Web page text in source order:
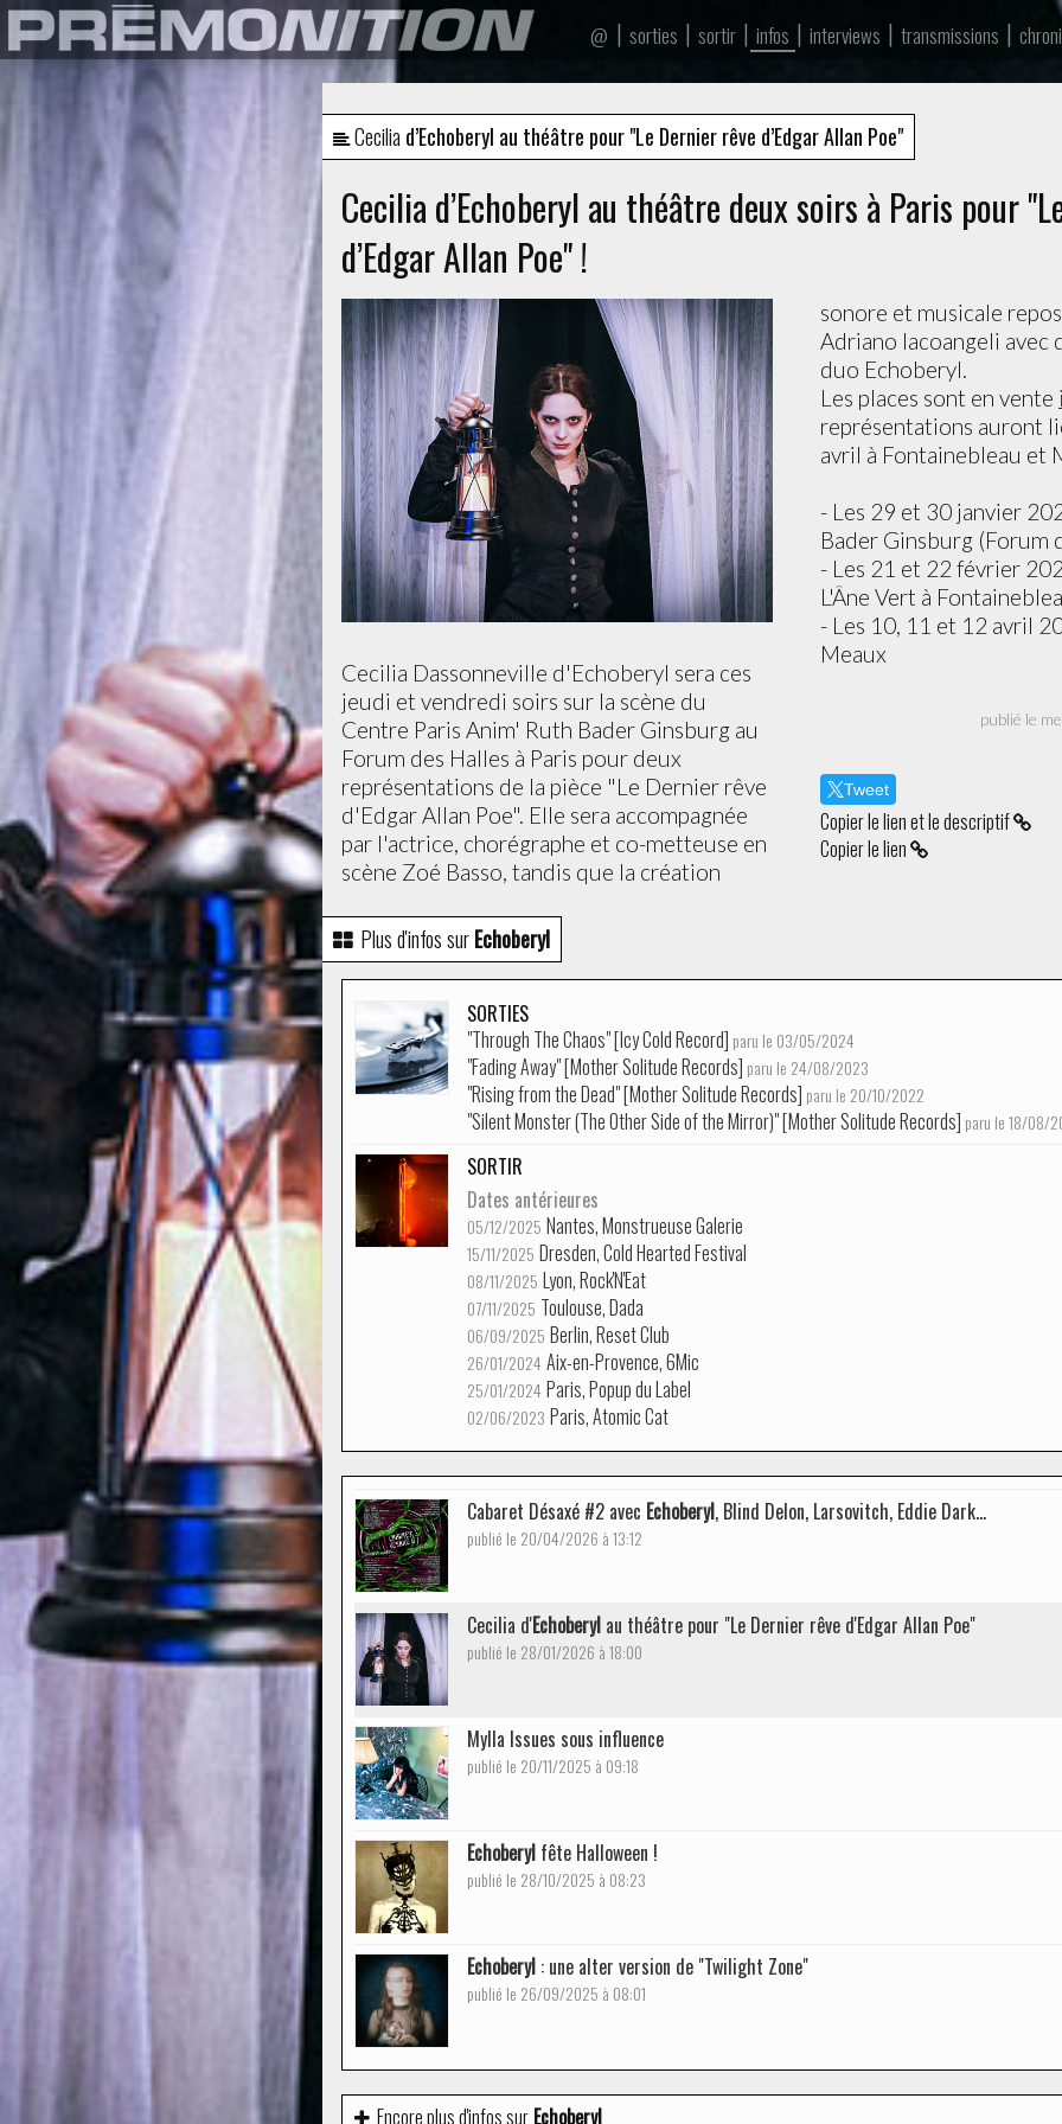
| sorties | sortir | infos | interviews | transmissions |
@
Cecilia d’Echoberyl au théâtre pour "Le Dernier rêve d’Edgar Allan Poe"
Cecilia d’Echoberyl au théâtre deux soirs à Paris pour
d’Edgar Allan Poe" !
Cecilia Dassonneville d'Echoberyl sera ces
jeudi et vendredi soirs sur la scène du
Centre Paris Anim' Ruth Bader Ginsburg au
Forum des Halles à Paris pour deux
représentations de la pièce "Le Dernier rêve
d'Edgar Allan Poe". Elle sera accompagnée
par l'actrice, chorégraphe et co-metteuse en
scène Zoé Basso, tandis que la création
sonore et musicale
Adriano lacoangeli avec
duo Echoberyl.
Les places sont en vente
représentations auront
avril à Fontainebleau et
- Les 29 et 30 janvier
Bader Ginsburg (Forum
- Les 21 et 22 février
L'Âne Vert à
- Les 10, 11 et 12 avril
Meaux
Tweet
Copier le lien et le descriptif
Copier le lien
Plus d'infos surEchoberyl
SORTIES
"Through The Chaos" [Icy Cold Record] paru le 03/05/2024
"Fading Away" [Mother Solitude Records] paru le 24/08/2023
"Rising from the Dead" [Mother Solitude Records] paru le 20/10/2022
"Silent Monster (The Other Side of the Mirror)" [Mother Solitude Records] paru le 18/08/
SORTIR
Dates antérieures
05/12/2025 Nantes, Monstrueuse Galerie
15/11/2025 Dresden, Cold Hearted Festival
08/11/2025 Lyon, Rock'N'Eat
07/11/2025 Toulouse, Dada
06/09/2025 Berlin, Reset Club
26/01/2024 Aix-en-Provence, 6Mic
25/01/2024 Paris, Popup du Label
02/06/2023 Paris, Atomic Cat
Cabaret Désaxé #2 avec Echoberyl, Blind Delon, Larsovitch, Eddie Dark...
publié le 20/04/2026 à 13:12
Cecilia d'Echoberyl au théâtre pour "Le Dernier rêve d'Edgar Allan Poe"
publié le 28/01/2026 à 18:00
Mylla Issues sous influence
publié le 20/11/2025 à 09:18
Echoberyl fête Halloween !
publié le 28/10/2025 à 08:23
Echoberyl : une alter version de "Twilight Zone"
publié le 26/09/2025 à 08:01
Encore plus d'infos sur Echoberyl